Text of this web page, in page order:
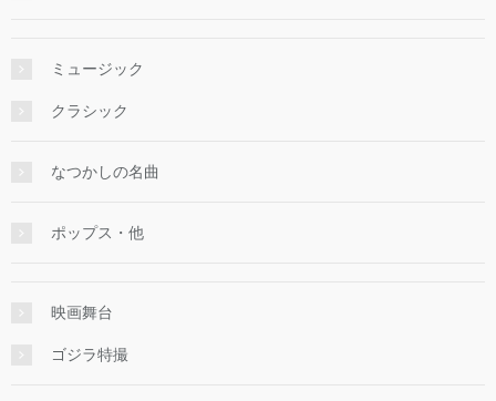
ミュージック
クラシック
なつかしの名曲
ポップス・他
映画舞台
ゴジラ特撮